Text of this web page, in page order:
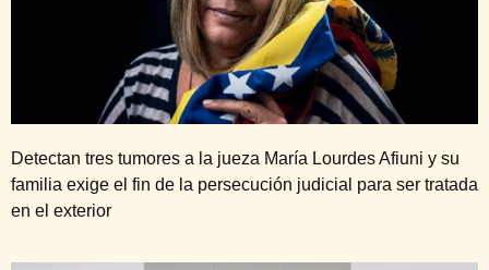
Detectan tres tumores a la jueza María Lourdes Afiuni y su
familia exige el fin de la persecución judicial para ser tratada
en el exterior